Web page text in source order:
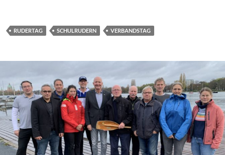
RUDERTAG SCHULRUDERN VERBANDSTAG